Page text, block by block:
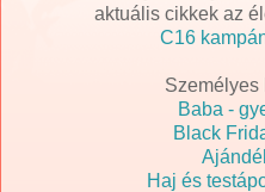
aktuális cikkek az
C16
Személyes
Baba -
Black
Haj és